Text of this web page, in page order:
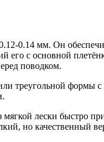
0.14 мм. Он
его с основной
поводком.
треугольной
лески быстро
но качественный